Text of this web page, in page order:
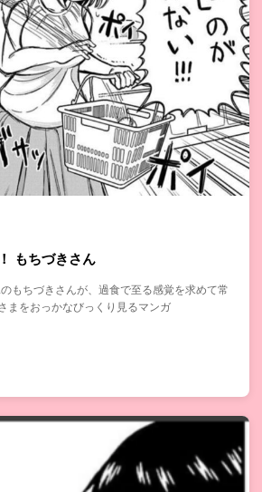
もちづきさん
もちづきさんが、過食で至る感覚を求めて常
まをおっかなびっくり見るマンガ